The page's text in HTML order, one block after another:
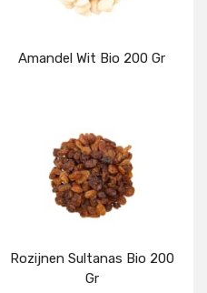
Amandel Wit Bio 200 Gr
Details
Rozijnen Sultanas Bio 200
Gr